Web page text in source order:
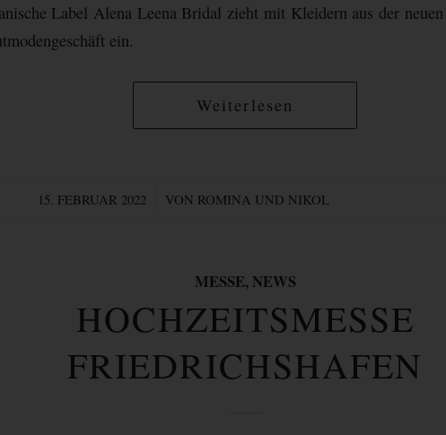
Label Alena Leena Bridal zieht mit Kleidern aus der
ein.
Weiterlesen
15. FEBRUAR 2022
/ VON ROMINA UND NIKOL
MESSE, NEWS
HOCHZEITSMESSE
FRIEDRICHSHAFEN